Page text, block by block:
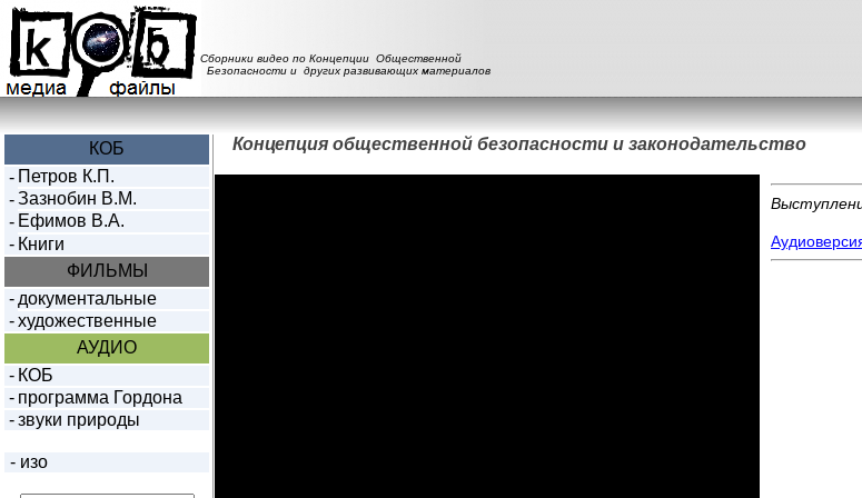
Сборники видео по Концепции Общественной
Безопасности и других развивающих материалов
КОБ
- Петров К.П.
- Зазнобин В.М.
- Ефимов В.А.
- Книги
ФИЛЬМЫ
- документальные
- художественные
АУДИО
- КОБ
- программа Гордона
- звуки природы
- изо
Концепция общественной безопасности и законодательство